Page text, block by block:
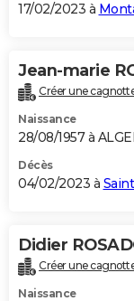
17/02/2023 à
Jean-marie
Créer une
Naissance
28/08/1957 à
Décès
04/02/2023 à
Didier
Créer une
Naissance